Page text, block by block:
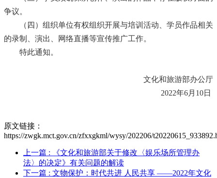
争议。
（四） 组织单位有权组织开展与培训 活动 、学员作品相关
的录制、演出、网络直播等宣传推广工作。
特此通知。
文化和旅游部办公厅
2022年6月10日
原文链接：
https://zwgk.mct.gov.cn/zfxxgkml/wysy/202206/
上一篇 : 《文化和旅游部关于修改〈娱乐场所管理办
法〉的决定》有关问题的解读
下一篇 : 文物保护：时代共进 人民共享 ——2022年文化